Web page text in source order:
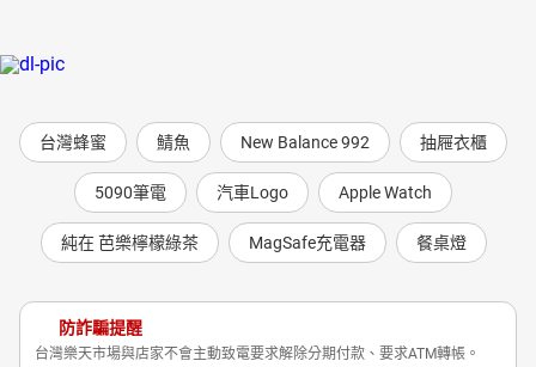
台灣蜂蜜 鯖魚 New Balance 992 抽屜衣櫃
5090筆電 汽車Logo Apple Watch
純在 芭樂檸檬綠茶 MagSafe充電器 餐桌燈
防詐騙提醒
台灣樂天市場與店家不會主動致電要求解除分期付款、要求ATM轉帳。